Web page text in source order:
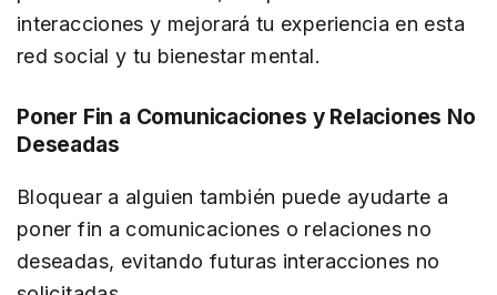
interacciones y mejorará tu experiencia en esta
red social y tu bienestar mental.
Poner Fin a Comunicaciones y Relaciones No
Deseadas
Bloquear a alguien también puede ayudarte a
poner fin a comunicaciones o relaciones no
deseadas, evitando futuras interacciones no